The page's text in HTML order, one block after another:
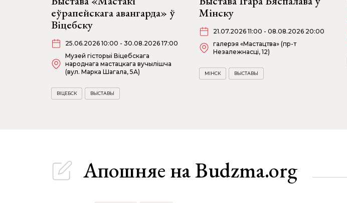
еўрапейскага авангарда» ў
Віцебску
25.06.2026 10:00 - 30.08.2026 17:00
Музей гісторыі Віцебскага
народнага мастацкага вучылішча
(вул. Марка Шагала, 5А)
ВІЦЕБСК ВЫСТАВЫ
Мінску
21.07.2026 11:00 - 08.08.2026 20:00
галерэя «Мастацтва» (пр-т
Незалежнасці, 12)
МІНСК ВЫСТАВЫ
Апошняе на Budzma.org